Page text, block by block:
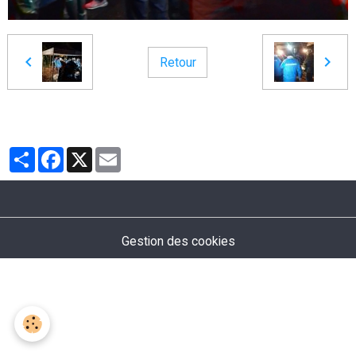
Retour
PartagerFacebook
X
Gestion des cookies